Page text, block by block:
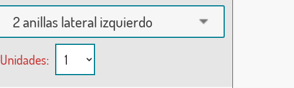
2 anillas lateral izquierdo
Unidades: